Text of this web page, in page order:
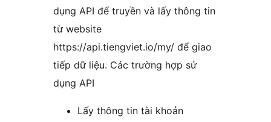
dụng API để truyền và lấy thông tin
từ website
https://api.tiengviet.io/my/ để giao
tiếp dữ liệu. Các trường hợp sử
dụng API
Lấy thông tin tài khoản